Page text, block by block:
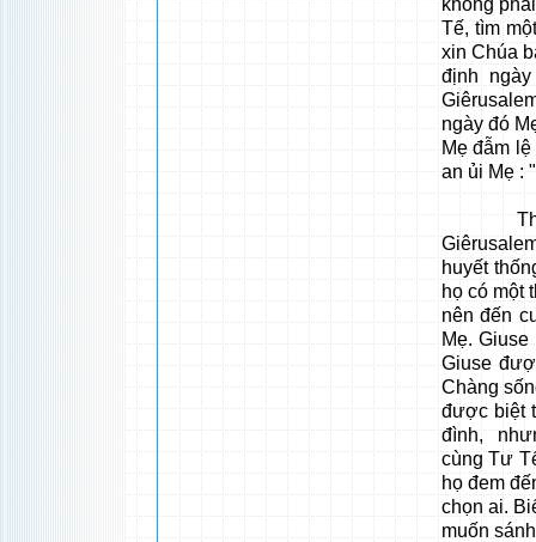
không
Tế, tìm
xin Chúa
định
ngày đó
Mẹ đẫm
an ủi Mẹ : "
Thời
huyết
họ có một
nên đến
Mẹ.
Giuse
Chàng
được biệt
đình,
cùng Tư
họ đem
chọn ai.
muốn